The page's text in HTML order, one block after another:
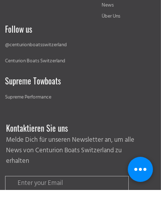
News
Über Uns
Follow us
@centurionboatsswitzerland
Centurion Boats Switzerland
Supreme Towboats
Supreme Performance
Kontaktieren Sie uns
Melde Dich für unseren Newsletter an, um alle
News von Centurion Boats Switzerland zu
erhalten